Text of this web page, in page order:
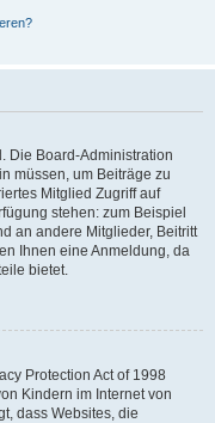
Die Board-Administration
müssen, um Beiträge zu
Mitglied Zugriff auf
stehen: zum Beispiel
an andere Mitglieder, Beitritt
Ihnen eine Anmeldung, da
bietet.
Protection Act of 1998
Kindern im Internet von
dass Websites, die